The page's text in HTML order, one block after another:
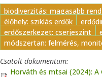
biodiverzitás: magasabb
élőhely: sziklás erdők
erdőszerkezet: cserjeszint
módszertan: felmérés,
Csatolt dokumentum
Horváth és mtsai (2024):